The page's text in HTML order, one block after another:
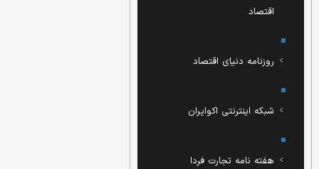
اقتصاد
روزنامه دنیای اقتصاد
شبکه اینترنتی اکوایران
هفته نامه تجارت فردا